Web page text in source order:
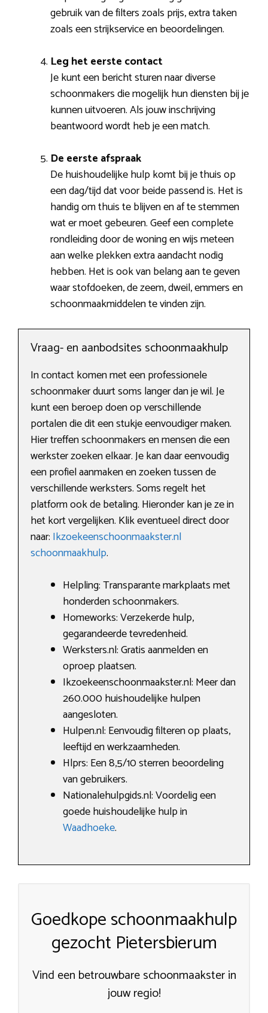
gebruik van de filters zoals prijs, extra taken
zoals een strijkservice en beoordelingen.
Leg het eerste contact
Je kunt een bericht sturen naar diverse
schoonmakers die mogelijk hun diensten bij je
kunnen uitvoeren. Als jouw inschrijving
beantwoord wordt heb je een match.
De eerste afspraak
De huishoudelijke hulp komt bij je thuis op
een dag/tijd dat voor beide passend is. Het is
handig om thuis te blijven en af te stemmen
wat er moet gebeuren. Geef een complete
rondleiding door de woning en wijs meteen
aan welke plekken extra aandacht nodig
hebben. Het is ook van belang aan te geven
waar stofdoeken, de zeem, dweil, emmers en
schoonmaakmiddelen te vinden zijn.
Vraag- en aanbodsites schoonmaakhulp
In contact komen met een professionele
schoonmaker duurt soms langer dan je wil. Je
kunt een beroep doen op verschillende
portalen die dit een stukje eenvoudiger maken.
Hier treffen schoonmakers en mensen die een
werkster zoeken elkaar. Je kan daar eenvoudig
een profiel aanmaken en zoeken tussen de
verschillende werksters. Soms regelt het
platform ook de betaling. Hieronder kan je ze in
het kort vergelijken. Klik eventueel direct door
naar: Ikzoekeenschoonmaakster.nl
schoonmaakhulp.
Helpling: Transparante markplaats met
honderden schoonmakers.
Homeworks: Verzekerde hulp,
gegarandeerde tevredenheid.
Werksters.nl: Gratis aanmelden en
oproep plaatsen.
Ikzoekeenschoonmaakster.nl: Meer dan
260.000 huishoudelijke hulpen
aangesloten.
Hulpen.nl: Eenvoudig filteren op plaats,
leeftijd en werkzaamheden.
Hlprs: Een 8,5/10 sterren beoordeling
van gebruikers.
Nationalehulpgids.nl: Voordelig een
goede huishoudelijke hulp in
Waadhoeke.
Goedkope schoonmaakhulp
gezocht Pietersbierum
Vind een betrouwbare schoonmaakster in
jouw regio!